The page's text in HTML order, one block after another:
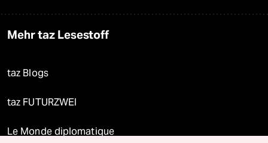
Mehr taz Lesestoff
taz Blogs
taz FUTURZWEI
Le Monde diplomatique